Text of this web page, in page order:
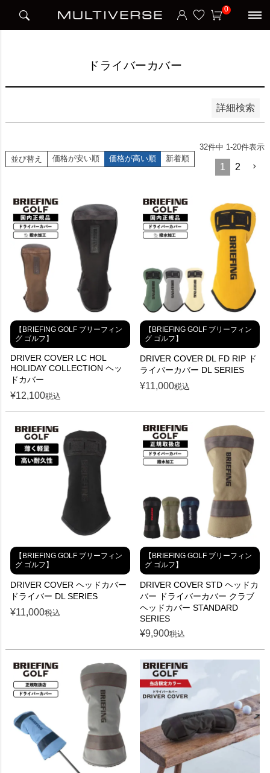
0
ドライバーカバー
詳細検索
並び順
新着順
並び替え 価格が安い順 価格が高い順 新着順
32件中 1-20件表示
1 2
【BRIEFING GOLF ブリーフィン
グ ゴルフ】
DRIVER COVER LC HOL
HOLIDAY COLLECTION ヘッ
ドカバー
¥12,100税込
【BRIEFING GOLF ブリーフィン
グ ゴルフ】
DRIVER COVER DL FD RIP ド
ライバーカバー DL SERIES
¥11,000税込
【BRIEFING GOLF ブリーフィン
グ ゴルフ】
DRIVER COVER ヘッドカバー
ドライバー DL SERIES
¥11,000税込
【BRIEFING GOLF ブリーフィン
グ ゴルフ】
DRIVER COVER STD ヘッドカ
バー ドライバーカバー クラブ
ヘッドカバー STANDARD
SERIES
¥9,900税込